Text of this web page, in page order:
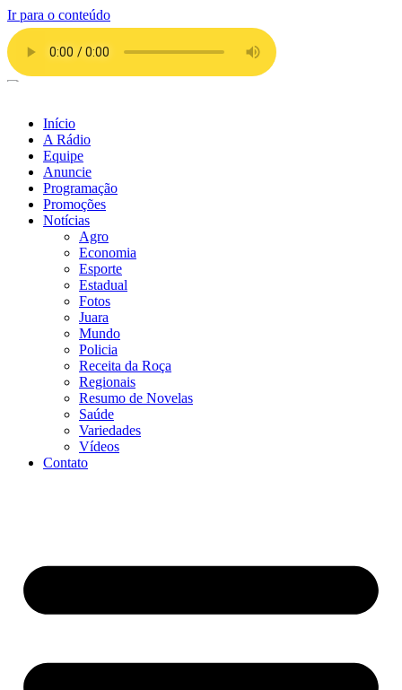
Ir para o conteúdo
Início
A Rádio
Equipe
Anuncie
Programação
Promoções
Notícias
Agro
Economia
Esporte
Estadual
Fotos
Juara
Mundo
Policia
Receita da Roça
Regionais
Resumo de Novelas
Saúde
Variedades
Vídeos
Contato